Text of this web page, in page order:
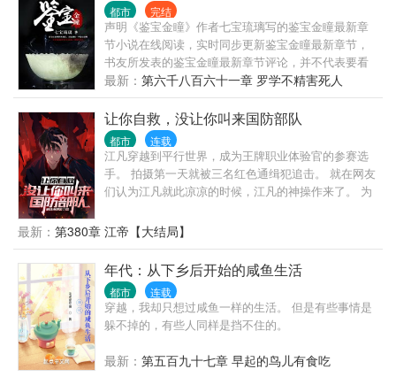
都市 完结
声明《鉴宝金瞳》作者七宝琉璃写的鉴宝金瞳最新章
节小说在线阅读，实时同步更新鉴宝金瞳最新章节，
书友所发表的鉴宝金瞳最新章节评论，并不代表要看
书赞同鉴宝金瞳最新章节或者支持鉴宝金瞳读者阅读
的此观点，我们的立场仅限于传播更多读者感兴趣的
信息。 如果小说鉴宝金瞳最新章节浏览，或对小说鉴
宝金瞳内容、版权等方面有质疑，或对本站有意见建
议请到站务管理区发帖，如果发现《鉴宝金瞳》小说
最新章节未及时更新请联系我们。如果您喜欢小说鉴
宝金瞳,请支持作者到书店购买正版图书。感谢您的合
作与支持 父亲得了重病，巨额医药费让古玩店学徒杨
宝金瞳，且看他如何鉴宝捡漏，颠覆命运…… 如果您
对本站有意见建议的请告诉我们，如果发现《鉴宝金
瞳》小说最新章节有错误请点击错误举报告诉我们。
请支持作者的鉴宝金瞳读者一定要到书店购买正版小
说或者图书。 友情分享从我做起。数万网友在行动，
享投一票，每人每天只限一次哦多了无效。
最新： 第六千八百六十一章 罗学不精害死人
让你自救，没让你叫来国防部队
都市 连载
江凡穿越到平行世界，成为王牌职业体验官的参赛选
手。 拍摄第一天就被三名红色通缉犯追击。 就在网友
们认为江凡就此凉凉的时候，江凡的神操作来了。 为
如果我被绑架，为了引起部队关注我把国防光缆弄
断，算不算紧急避险？ 网友:好家伙，报警警察来需要
二十分钟，挖断国防电缆军队过来只需要两分钟，不
过最后劫匪都出来重新做人了，你还在里边蹲着！ 通
缉犯:喂，110吗，我实名举报有人破坏国防设备……
媒体:蒙面热心市民将破坏国防设施的敌特分子扭送公
安机关 …… 就在众人以为江凡的神操作到此结束时，
徒，你直接砸碎玻璃掏出越王勾践剑与歹徒击剑？ 家
最新： 第380章 江帝【大结局】
年代：从下乡后开始的咸鱼生活
都市 连载
穿越，我却只想过咸鱼一样的生活。 但是有些事情是
躲不掉的，有些人同样是挡不住的。
最新： 第五百九十七章 早起的鸟儿有食吃